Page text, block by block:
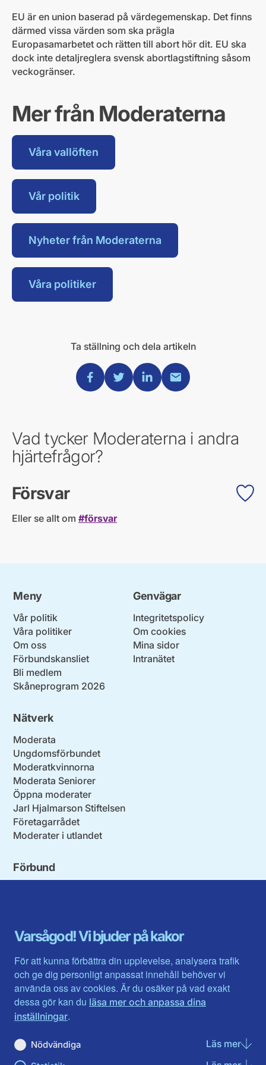
Varsågod! Vi bjuder på kakor
För att kunna förbättra din upplevelse, analysera trafik
och ge dig personligt anpassat innehåll behöver vi
använda oss av cookies. Är du osäker på vad exakt
dessa gör kan du läsa mer och anpassa dina
inställningar.
Nödvändiga Läs merom
EU är en union baserad på värdegemenskap. Det finns
därmed vissa värden som ska prägla
Europasamarbetet och rätten till abort hör dit. EU ska
dock inte detaljreglera svensk abortlagstiftning såsom
veckogränser.
Mer från Moderaterna
Våra vallöften
Vår politik
Nyheter från Moderaterna
Våra politiker
Ta ställning och dela artikeln
Dela via Facebook
Dela via Twitter
Dela via Linkedin
Dela via Mail
Vad tycker Moderaterna i andra
hjärtefrågor?
Försvar
Eller se allt om #försvar
Meny
Vår politik
Våra politiker
Om oss
Förbundskansliet
Bli medlem
Skåneprogram 2026
Genvägar
Integritetspolicy
Om cookies
Mina sidor
Intranätet
Nätverk
Moderata
Ungdomsförbundet
Moderatkvinnorna
Moderata Seniorer
Öppna moderater
Jarl Hjalmarson Stiftelsen
Företagarrådet
Moderater i utlandet
Förbund
Gävleborg
Halland
Jämtlands län
Jönköpings län
Kalmar län
Kronobergs län
Norrbotten
Skåne län
Värmlands län
Västerbotten
Västra Götaland
Västernorrland
Västmanland
Örebro län
Östergötland
Du hittar oss här på sociala medier